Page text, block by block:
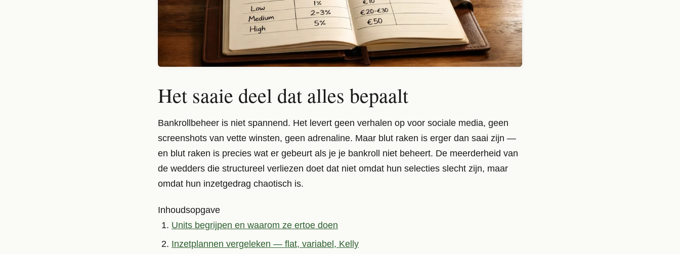
Het saaie deel dat alles bepaalt
Bankrollbeheer is niet spannend. Het levert geen verhalen op voor sociale media, geen
screenshots van vette winsten, geen adrenaline. Maar blut raken is erger dan saai zijn —
en blut raken is precies wat er gebeurt als je je bankroll niet beheert. De meerderheid van
de wedders die structureel verliezen doet dat niet omdat hun selecties slecht zijn, maar
omdat hun inzetgedrag chaotisch is.
Inhoudsopgave
Units begrijpen en waarom ze ertoe doen
Inzetplannen vergeleken — flat, variabel, Kelly